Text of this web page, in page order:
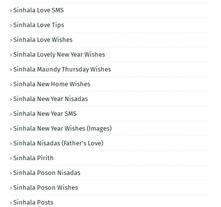
Sinhala Love SMS
Sinhala Love Tips
Sinhala Love Wishes
Sinhala Lovely New Year Wishes
Sinhala Maundy Thursday Wishes
Sinhala New Home Wishes
Sinhala New Year Nisadas
Sinhala New Year SMS
Sinhala New Year Wishes (Images)
Sinhala Nisadas (Father's Love)
Sinhala Pirith
Sinhala Poson Nisadas
Sinhala Poson Wishes
Sinhala Posts